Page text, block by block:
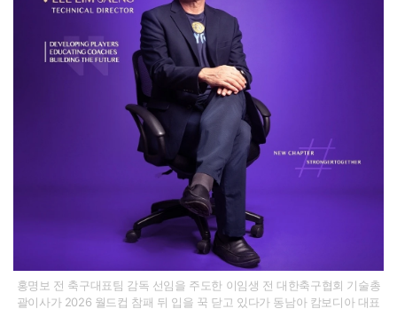
홍명보 전 축구대표팀 감독 선임을 주도한 이임생 전 대한축구협회 기술총
괄이사가 2026 월드컵 참패 뒤 입을 꾹 닫고 있다가 동남아 캄보디아 대표